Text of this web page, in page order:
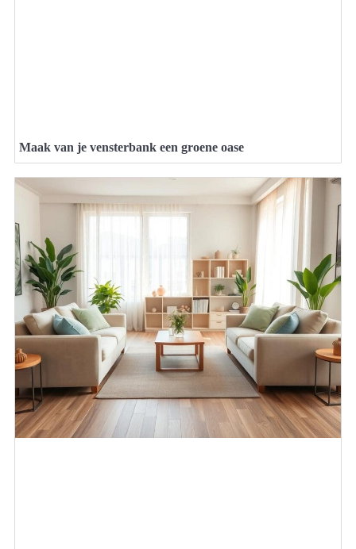
Maak van je vensterbank een groene oase